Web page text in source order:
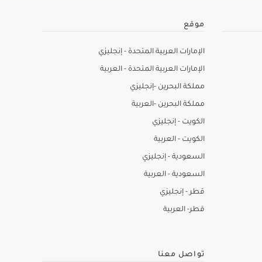
موقع
الإمارات العربية المتحدة - إنجليزي
الإمارات العربية المتحدة - العربية
مملكة البحرين -إنجليزي
مملكة البحرين -العربية
الكويت - إنجليزي
الكويت - العربية
السعودية - إنجليزي
السعودية - العربية
قطر - إنجليزي
قطر- العربية
تواصل معنا